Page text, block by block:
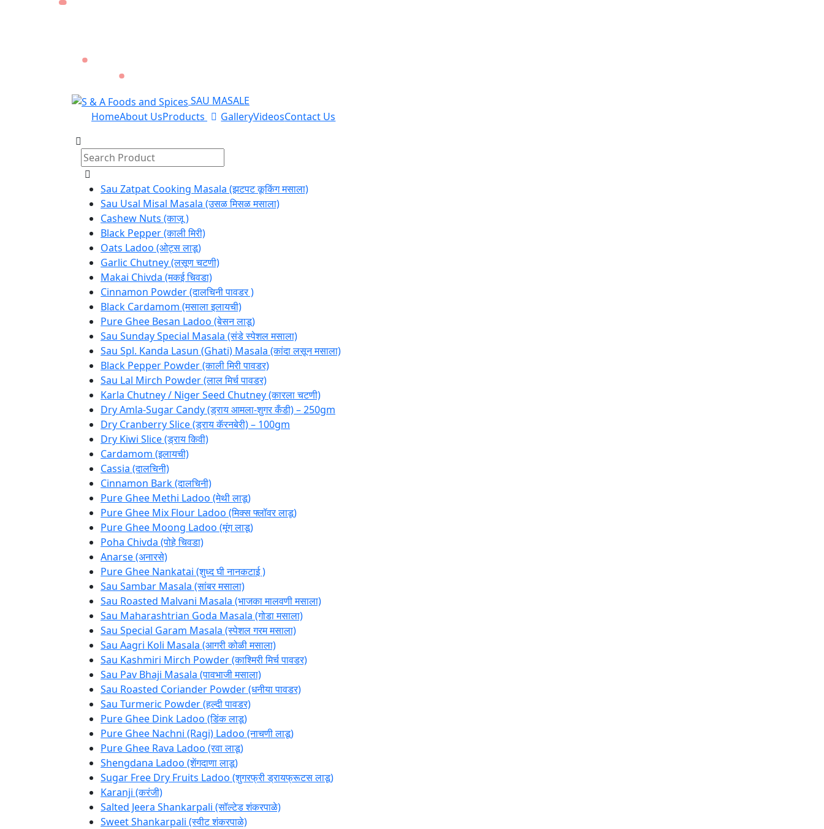
SAU MASALE
HomeAbout UsProducts GalleryVideosContact Us
Sau Zatpat Cooking Masala (झटपट कूकिंग मसाला)
Sau Usal Misal Masala (उसळ मिसळ मसाला)
Cashew Nuts (काजू )
Black Pepper (काली मिरी)
Oats Ladoo (ओट्स लाडू)
Garlic Chutney (लसूण चटणी)
Makai Chivda (मकई चिवडा)
Cinnamon Powder (दालचिनी पावडर )
Black Cardamom (मसाला इलायची)
Pure Ghee Besan Ladoo (बेसन लाडू)
Sau Sunday Special Masala (संडे स्पेशल मसाला)
Sau Spl. Kanda Lasun (Ghati) Masala (कांदा लसून मसाला)
Black Pepper Powder (काली मिरी पावडर)
Sau Lal Mirch Powder (लाल मिर्च पावडर)
Karla Chutney / Niger Seed Chutney (कारला चटणी)
Dry Amla-Sugar Candy (ड्राय आमला-शुगर कँडी) – 250gm
Dry Cranberry Slice (ड्राय कॅरनबेरी) – 100gm
Dry Kiwi Slice (ड्राय किवी)
Cardamom (इलायची)
Cassia (दालचिनी)
Cinnamon Bark (दालचिनी)
Pure Ghee Methi Ladoo (मेथी लाडू)
Pure Ghee Mix Flour Ladoo (मिक्स फ्लॉवर लाडू)
Pure Ghee Moong Ladoo (मूंग लाडू)
Poha Chivda (पोहे चिवडा)
Anarse (अनारसे)
Pure Ghee Nankatai (शुध्द घी नानकटाई )
Sau Sambar Masala (सांबर मसाला)
Sau Roasted Malvani Masala (भाजका मालवणी मसाला)
Sau Maharashtrian Goda Masala (गोडा मसाला)
Sau Special Garam Masala (स्पेशल गरम मसाला)
Sau Aagri Koli Masala (आगरी कोळी मसाला)
Sau Kashmiri Mirch Powder (काश्मिरी मिर्च पावडर)
Sau Pav Bhaji Masala (पावभाजी मसाला)
Sau Roasted Coriander Powder (धनीया पावडर)
Sau Turmeric Powder (हल्दी पावडर)
Pure Ghee Dink Ladoo (डिंक लाडू)
Pure Ghee Nachni (Ragi) Ladoo (नाचणी लाडू)
Pure Ghee Rava Ladoo (रवा लाडू)
Shengdana Ladoo (शेंगदाणा लाडू)
Sugar Free Dry Fruits Ladoo (शुगरफ्री ड्रायफ्रूटस लाडू)
Karanji (करंजी)
Salted Jeera Shankarpali (सॉल्टेड शंकरपाळे)
Sweet Shankarpali (स्वीट शंकरपाळे)